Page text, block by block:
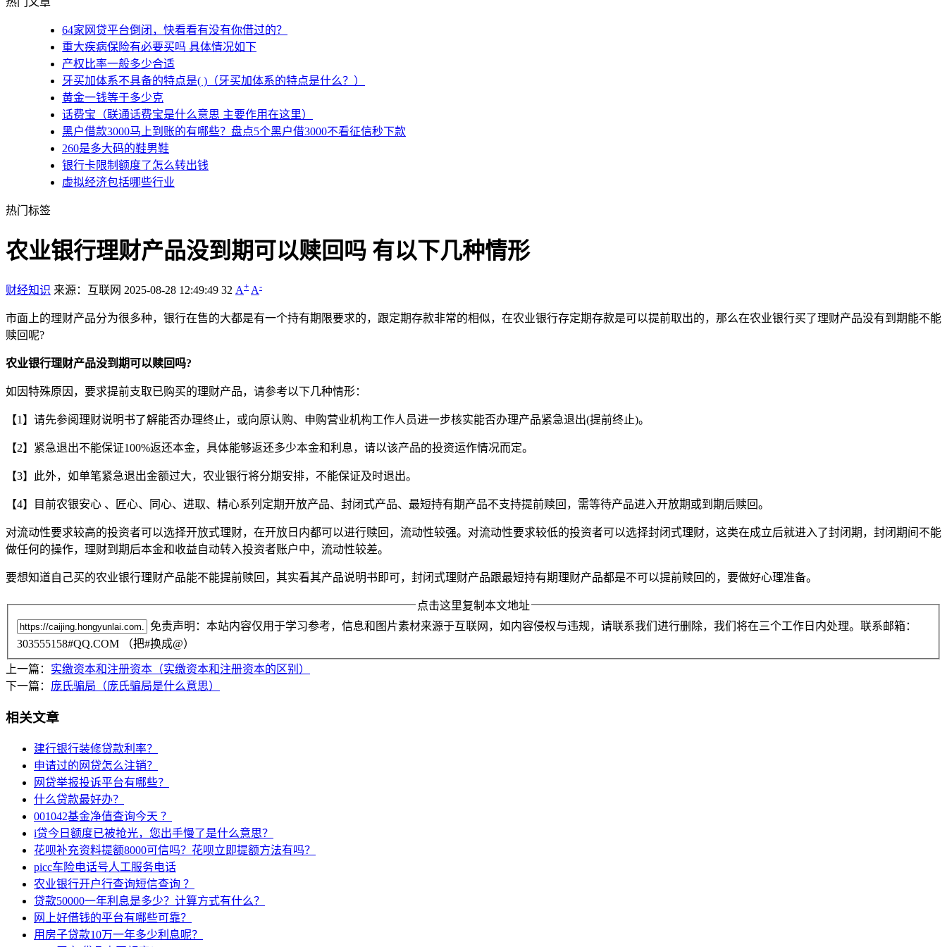
64家网贷平台倒闭，快看看有没有你借过的？
重大疾病保险有必要买吗 具体情况如下
产权比率一般多少合适
牙买加体系不具备的特点是( )（牙买加体系的特点是什么？）
黄金一钱等于多少克
话费宝（联通话费宝是什么意思 主要作用在这里）
黑户借款3000马上到账的有哪些？盘点5个黑户借3000不看征信秒下款
260是多大码的鞋男鞋
银行卡限制额度了怎么转出钱
虚拟经济包括哪些行业
热门标签
农业银行理财产品没到期可以赎回吗 有以下几种情形
财经知识 来源：互联网 2025-08-28 12:49:49 32 A+ A-
市面上的理财产品分为很多种，银行在售的大都是有一个持有期限要求的，跟定期存款非常的相似，在农业银行存定期存款是可以提前取出的，那么在农业银行买了理财产品没有到期能不能
赎回呢?
农业银行理财产品没到期可以赎回吗?
如因特殊原因，要求提前支取已购买的理财产品，请参考以下几种情形：
【1】请先参阅理财说明书了解能否办理终止，或向原认购、申购营业机构工作人员进一步核实能否办理产品紧急退出(提前终止)。
【2】紧急退出不能保证100%返还本金，具体能够返还多少本金和利息，请以该产品的投资运作情况而定。
【3】此外，如单笔紧急退出金额过大，农业银行将分期安排，不能保证及时退出。
【4】目前农银安心 、匠心、同心、进取、精心系列定期开放产品、封闭式产品、最短持有期产品不支持提前赎回，需等待产品进入开放期或到期后赎回。
对流动性要求较高的投资者可以选择开放式理财，在开放日内都可以进行赎回，流动性较强。对流动性要求较低的投资者可以选择封闭式理财，这类在成立后就进入了封闭期，封闭期间不能
做任何的操作，理财到期后本金和收益自动转入投资者账户中，流动性较差。
要想知道自己买的农业银行理财产品能不能提前赎回，其实看其产品说明书即可，封闭式理财产品跟最短持有期理财产品都是不可以提前赎回的，要做好心理准备。
点击这里复制本文地址
免责声明：本站内容仅用于学习参考，信息和图片素材来源于互联网，如内容侵权与违规，请联系我们进行删除，我们将在三个工作日内处理。联系邮箱：
303555158#QQ.COM （把#换成@）
上一篇： 实缴资本和注册资本（实缴资本和注册资本的区别）
下一篇： 庞氏骗局（庞氏骗局是什么意思）
相关文章
建行银行装修贷款利率？
申请过的网贷怎么注销？
网贷举报投诉平台有哪些？
什么贷款最好办？
001042基金净值查询今天 ？
i贷今日额度已被抢光，您出手慢了是什么意思？
花呗补充资料提额8000可信吗？花呗立即提额方法有吗？
picc车险电话号人工服务电话
农业银行开户行查询短信查询 ？
贷款50000一年利息是多少？计算方式有什么？
网上好借钱的平台有哪些可靠？
用房子贷款10万一年多少利息呢？